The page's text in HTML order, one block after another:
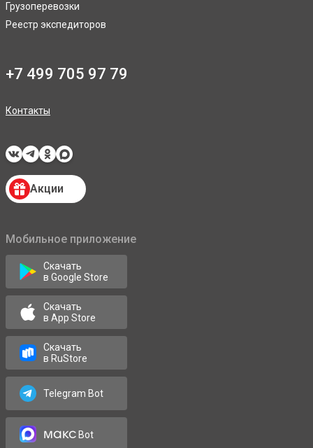
Грузоперевозки
Реестр экспедиторов
+7 499 705 97 79
Контакты
Акции
Мобильное приложение
Скачать
в Google Store
Скачать
в App Store
Скачать
в RuStore
Telegram Bot
максBot